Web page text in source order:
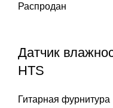
Распродан
Датчик
HTS
Гитарная фурнитура